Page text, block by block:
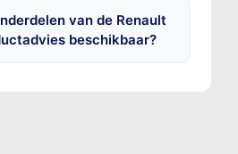
van de Renault
beschikbaar?